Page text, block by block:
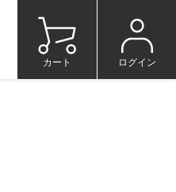
カート ログイン